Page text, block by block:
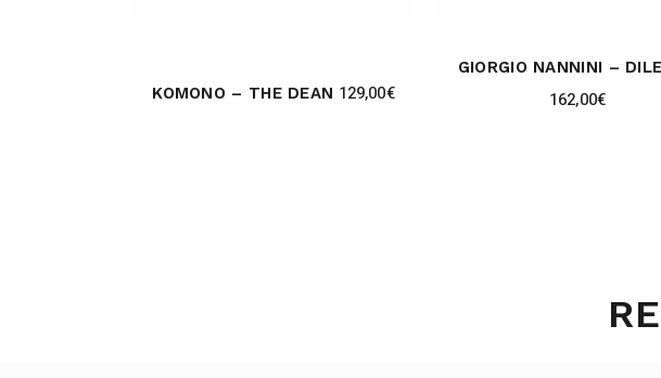
KOMONO – THE DEAN 129,00€
GIORGIO NANNINI –
162,00€